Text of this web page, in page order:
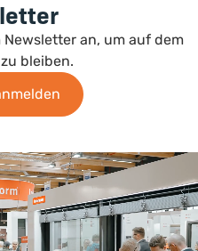
an, um auf dem
bleiben.